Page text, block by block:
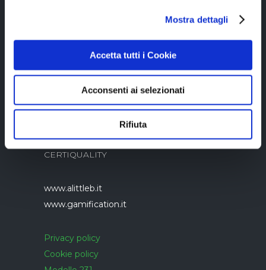
Mostra dettagli
Accetta tutti i Cookie
Acconsenti ai selezionati
Rifiuta
Azienda con sistema di gestione qualità
UNI EN ISO 9001:2015 certificato da
CERTIQUALITY
www.alittleb.it
www.gamification.it
Privacy policy
Cookie policy